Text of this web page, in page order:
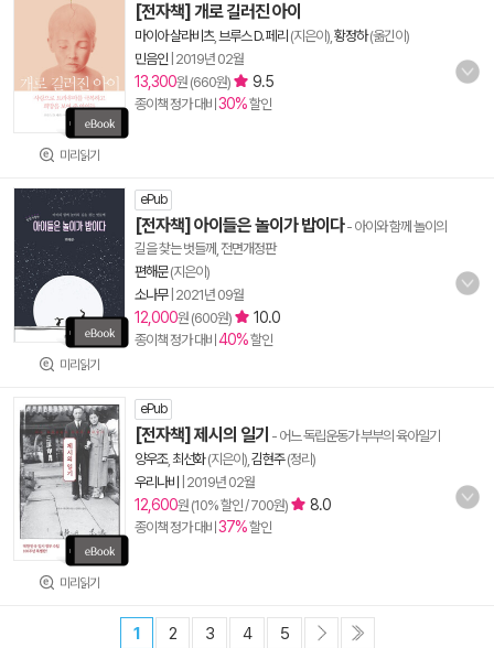
미리읽기
[전자책] 개로 길러진 아이
마이아 샬라비츠, 브루스 D. 페리 (지은이), 황정하(옮긴이)
민음인 2019년 02월
13,300원 (660원) 9.5
종이책 정가 대비 30%할인
미리읽기
ePub
[전자책] 아이들은 놀이가 밥이다- 아이와 함께 놀이의
길을 찾는 벗들께, 전면개정판
편해문(지은이)
소나무| 2021년 09월
12,000원 (600원) 10.0
종이책 정가 대비 40%할인
미리읽기
ePub
[전자책] 제시의 일기 - 어느 독립운동가 부부의 육아일기
양우조, 최선화(지은이), 김현주(정리)
우리나비
2019년 02월
12,600원 (10% 할인 / 700원) 8.0
종이책 정가 대비 37%할인
1 2 3 4 5